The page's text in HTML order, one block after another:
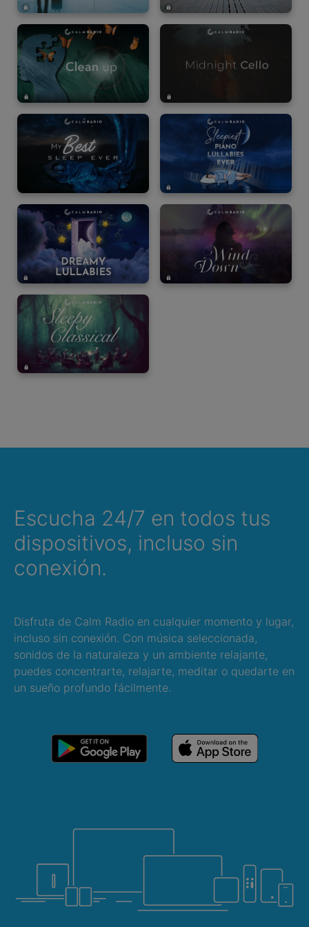
Escucha 24/7 en todos tus
dispositivos, incluso sin
conexión.
Disfruta de Calm Radio en cualquier momento y lugar,
incluso sin conexión. Con música seleccionada,
sonidos de la naturaleza y un ambiente relajante,
puedes concentrarte, relajarte, meditar o quedarte en
un sueño profundo fácilmente.